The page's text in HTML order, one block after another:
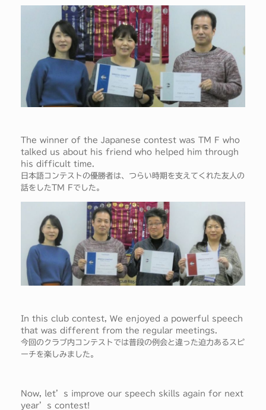
The winner of the Japanese contest was TM F who
talked us about his friend who helped him through
his difficult time.
日本語コンテストの優勝者は、つらい時期を支えてくれた友人の
話をしたTM Fでした。
In this club contest, We enjoyed a powerful speech
that was different from the regular meetings.
今回のクラブ内コンテストでは普段の例会と違った迫力あるスピ
ーチを楽しみました。
Now, let’s improve our speech skills again for next
year’s contest!